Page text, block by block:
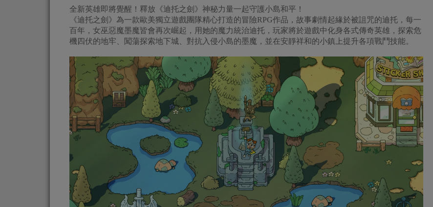
全新英雄即將覺醒！釋放《迪托之劍》神秘力量一起守護小島和平！
《迪托之劍》為一款歐美獨立遊戲團隊精心打造的冒險RPG作品，故事劇情起緣於被詛咒的迪托，每一
百年，女巫惡魔墨魔皆會再次崛起，用她的魔力統治迪托，玩家將於遊戲中化身各式傳奇英雄，探索危
機四伏的地牢、闖蕩探索地下城、對抗入侵小島的墨魔，並在安靜祥和的小鎮上提升各項戰鬥技能。